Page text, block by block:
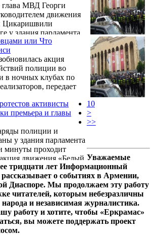
глава МВД Георги
движения
Цикаришвили
у здания парламента.
завершить
"перевести диалог в
заявил, что власти
очередь
что следующий
шум" состоится
объявлено о ...
или Что
акция
полиции во
в ночных клубах по
передает
активисты
премьера и главы
полиции и
у здания парламента
минуты проходит
движения «Белый
Грузия. На фото,
радио «Пирвели»,
дислоцированы
к проспекту
у церкви Кашвети.
10
>
>>
Уважаемые
тридцати лет Информационный
о событиях в Армении,
Диаспоре. Мы продолжаем эту работу
читателей, которым небезразличны
народа и независимая журналистика.
работу и хотите, чтобы «Еркрамас»
вы можете поддержать проект